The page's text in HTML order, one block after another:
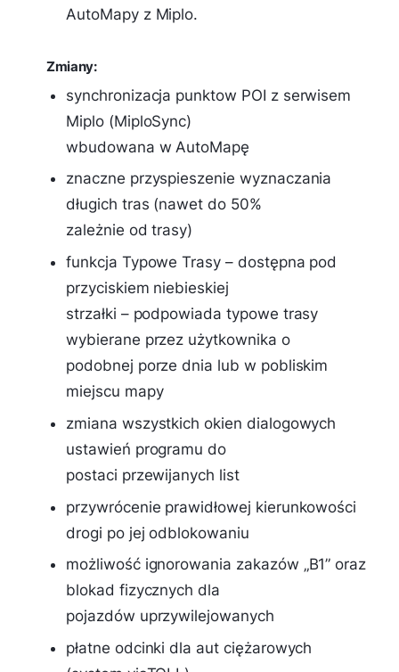
AutoMapy z Miplo.
Zmiany:
synchronizacja punktow POI z serwisem
Miplo (MiploSync)
wbudowana w AutoMapę
znaczne przyspieszenie wyznaczania
długich tras (nawet do 50%
zależnie od trasy)
funkcja Typowe Trasy – dostępna pod
przyciskiem niebieskiej
strzałki – podpowiada typowe trasy
wybierane przez użytkownika o
podobnej porze dnia lub w pobliskim
miejscu mapy
zmiana wszystkich okien dialogowych
ustawień programu do
postaci przewijanych list
przywrócenie prawidłowej kierunkowości
drogi po jej odblokowaniu
możliwość ignorowania zakazów „B1” oraz
blokad fizycznych dla
pojazdów uprzywilejowanych
płatne odcinki dla aut ciężarowych